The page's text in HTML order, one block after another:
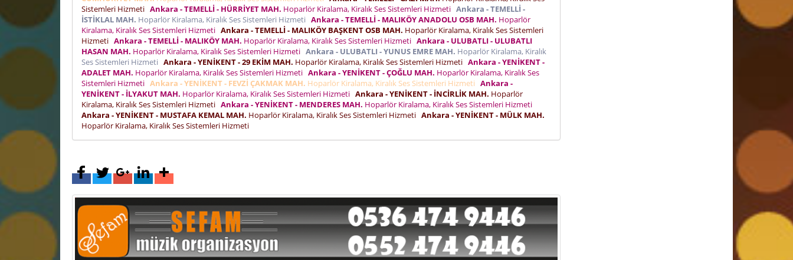
Sistemleri Hizmeti Ankara - TEMELLİ - HÜRRİYET MAH. Hoparlör Kiralama, Kiralık Ses Sistemleri Hizmeti Ankara - TEMELLİ -
İSTİKLAL MAH. Hoparlör Kiralama, Kiralık Ses Sistemleri Hizmeti Ankara - TEMELLİ - MALIKÖY ANADOLU OSB MAH. Hoparlör
Kiralama, Kiralık Ses Sistemleri Hizmeti Ankara - TEMELLİ - MALIKÖY BAŞKENT OSB MAH. Hoparlör Kiralama, Kiralık Ses Sistemleri
Hizmeti Ankara - TEMELLİ - MALIKÖY MAH. Hoparlör Kiralama, Kiralık Ses Sistemleri Hizmeti Ankara - ULUBATLI - ULUBATLI
HASAN MAH. Hoparlör Kiralama, Kiralık Ses Sistemleri Hizmeti Ankara - ULUBATLI - YUNUS EMRE MAH. Hoparlör Kiralama, Kiralık
Ses Sistemleri Hizmeti Ankara - YENİKENT - 29 EKİM MAH. Hoparlör Kiralama, Kiralık Ses Sistemleri Hizmeti Ankara - YENİKENT -
ADALET MAH. Hoparlör Kiralama, Kiralık Ses Sistemleri Hizmeti Ankara - YENİKENT - ÇOĞLU MAH. Hoparlör Kiralama, Kiralık Ses
Sistemleri Hizmeti Ankara - YENİKENT - FEVZİ ÇAKMAK MAH. Hoparlör Kiralama, Kiralık Ses Sistemleri Hizmeti Ankara -
YENİKENT - İLYAKUT MAH. Hoparlör Kiralama, Kiralık Ses Sistemleri Hizmeti Ankara - YENİKENT - İNCİRLİK MAH. Hoparlör
Kiralama, Kiralık Ses Sistemleri Hizmeti Ankara - YENİKENT - MENDERES MAH. Hoparlör Kiralama, Kiralık Ses Sistemleri Hizmeti
Ankara - YENİKENT - MUSTAFA KEMAL MAH. Hoparlör Kiralama, Kiralık Ses Sistemleri Hizmeti Ankara - YENİKENT - MÜLK MAH.
Hoparlör Kiralama, Kiralık Ses Sistemleri Hizmeti